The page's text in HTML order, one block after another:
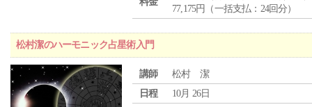
77,175円（一括支払：24回分）
松村潔のハーモニック占星術入門
講師
松村 潔
日程
10月 26日